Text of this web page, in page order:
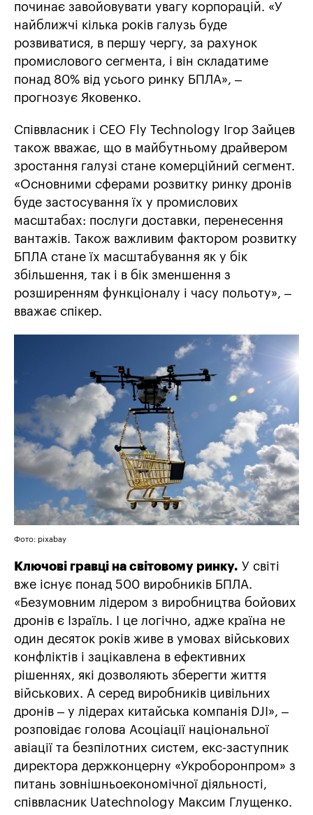
починає завойовувати увагу корпорацій. «У
найближчі кілька років галузь буде
розвиватися, в першу чергу, за рахунок
промислового сегмента, і він складатиме
понад 80% від усього ринку БПЛА», –
прогнозує Яковенко.
Співвласник і CEO Fly Technology Ігор Зайцев
також вважає, що в майбутньому драйвером
зростання галузі стане комерційний сегмент.
«Основними сферами розвитку ринку дронів
буде застосування їх у промислових
масштабах: послуги доставки, перенесення
вантажів. Також важливим фактором розвитку
БПЛА стане їх масштабування як у бік
збільшення, так і в бік зменшення з
розширенням функціоналу і часу польоту», –
вважає спікер.
Фото: pixabay
Ключові гравці на світовому ринку. У світі
вже існує понад 500 виробників БПЛА.
«Безумовним лідером з виробництва бойових
дронів є Ізраїль. І це логічно, адже країна не
один десяток років живе в умовах військових
конфліктів і зацікавлена в ефективних
рішеннях, які дозволяють зберегти життя
військових. А серед виробників цивільних
дронів – у лідерах китайська компанія DJI», –
розповідає голова Асоціації національної
авіації та безпілотних систем, екс-заступник
директора держконцерну «Укроборонпром» з
питань зовнішньоекономічної діяльності,
співвласник Uatechnology Максим Глущенко.